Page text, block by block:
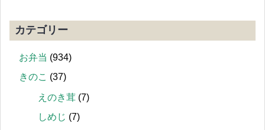
カテゴリー
お弁当 (934)
きのこ (37)
えのき茸 (7)
しめじ (7)